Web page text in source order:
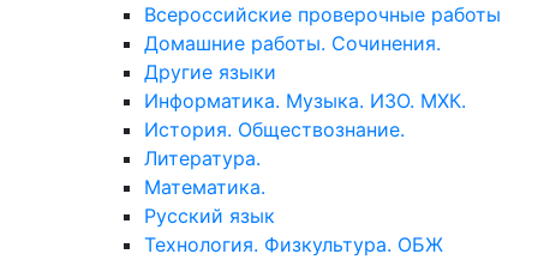
Всероссийские проверочные работы
Домашние работы. Сочинения.
Другие языки
Информатика. Музыка. ИЗО. МХК.
История. Обществознание.
Литература.
Математика.
Русский язык
Технология. Физкультура. ОБЖ